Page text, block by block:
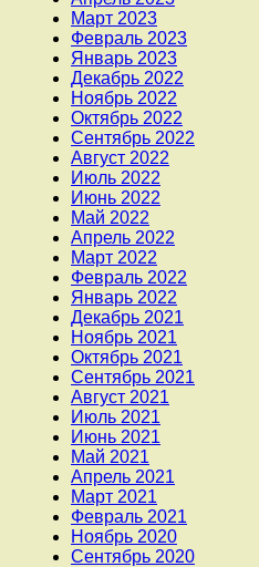
Март 2023
Февраль 2023
Январь 2023
Декабрь 2022
Ноябрь 2022
Октябрь 2022
Сентябрь 2022
Август 2022
Июль 2022
Июнь 2022
Май 2022
Апрель 2022
Март 2022
Февраль 2022
Январь 2022
Декабрь 2021
Ноябрь 2021
Октябрь 2021
Сентябрь 2021
Август 2021
Июль 2021
Июнь 2021
Май 2021
Апрель 2021
Март 2021
Февраль 2021
Ноябрь 2020
Сентябрь 2020